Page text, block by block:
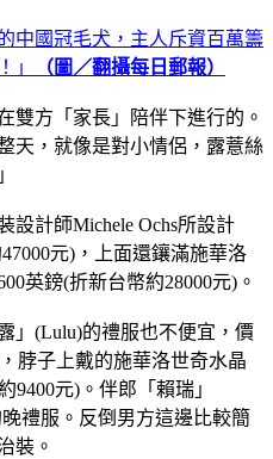
中國冠毛犬，主人斥資百萬籌
」
（圖／翻攝每日郵報）
雙方「家長」陪伴下進行的。
天，就像是對小情侶，露薏絲
設計師Michele Ochs所設計
元)，上面還鑲滿施華洛
英鎊(折新台幣約28000元)。
」(Lulu)的禮服也不便宜，價
脖子上戴的施華洛世奇水晶
9400元)。伴郎「賴瑞」
禮服。反倒男方這邊比較簡
裝。